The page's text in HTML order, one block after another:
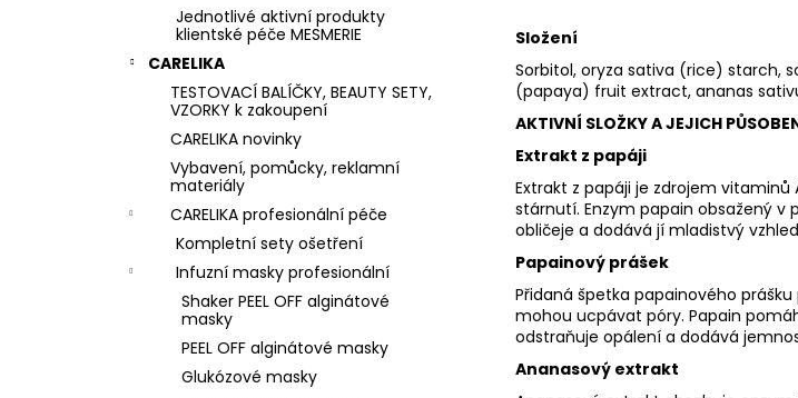
Jednotlivé aktivní produkty
klientské péče MESMERIE
CARELIKA
TESTOVACÍ BALÍČKY, BEAUTY SETY,
VZORKY k zakoupení
CARELIKA novinky
Vybavení, pomůcky, reklamní
materiály
CARELIKA profesionální péče
Kompletní sety ošetření
Infuzní masky profesionální
Shaker PEEL OFF alginátové
masky
PEEL OFF alginátové masky
Glukózové masky
Složení
Sorbitol, oryza sativa (rice) starch,
(papaya) fruit extract, ananas
AKTIVNÍ SLOŽKY A JEJICH
Extrakt z papáji
Extrakt z papáji je zdrojem
stárnutí. Enzym papain obsažený v
obličeje a dodává jí mladistvý
Papainový prášek
Přidaná špetka papainového
mohou ucpávat póry. Papain
odstraňuje opálení a dodává
Ananasový extrakt